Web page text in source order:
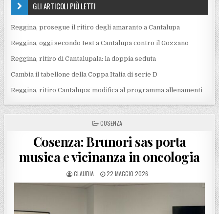
GLI ARTICOLI PIÙ LETTI
Reggina, prosegue il ritiro degli amaranto a Cantalupa
Reggina, oggi secondo test a Cantalupa contro il Gozzano
Reggina, ritiro di Cantalupala: la doppia seduta
Cambia il tabellone della Coppa Italia di serie D
Reggina, ritiro Cantalupa: modifica al programma allenamenti
POSTED IN
COSENZA
Cosenza: Brunori sas porta
musica e vicinanza in oncologia
POSTED BY
CLAUDIA POSTED ON
22 MAGGIO 2026